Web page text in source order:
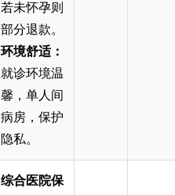
若未怀孕则
部分退款。
环境舒适：
就诊环境温
馨，单人间
病房，保护
隐私。
综合医院保